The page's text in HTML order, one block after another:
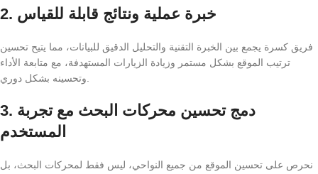
2. خبرة عملية ونتائج قابلة للقياس
فريق كسرة يجمع بين الخبرة التقنية والتحليل الدقيق للبيانات، مما يتيح تحسين
ترتيب الموقع بشكل مستمر وزيادة الزيارات المستهدفة، مع متابعة الأداء
3. دمج تحسين محركات البحث مع تجربة
المستخدم
نحرص على تحسين الموقع من جميع النواحي، ليس فقط لمحركات البحث، بل